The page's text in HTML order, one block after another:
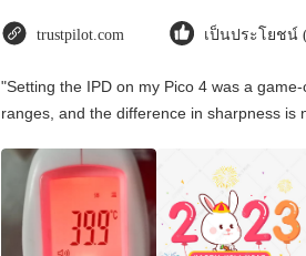
trustpilot.com เป็นประโยชน์
"Setting the IPD on my Pico 4 was a
ranges, and the difference in sharpness is